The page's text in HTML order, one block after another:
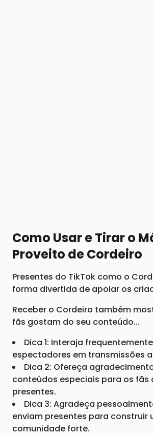
Como Usar e Tirar o
Proveito de Cordeiro
Presentes do TikTok como o
forma divertida de apoiar os
Receber o Cordeiro também
fãs gostam do seu conteúdo...
Dica 1: Interaja
espectadores em transmissões
Dica 2: Ofereça
conteúdos especiais para os fãs
presentes.
Dica 3: Agradeça
enviam presentes para construir
comunidade forte.